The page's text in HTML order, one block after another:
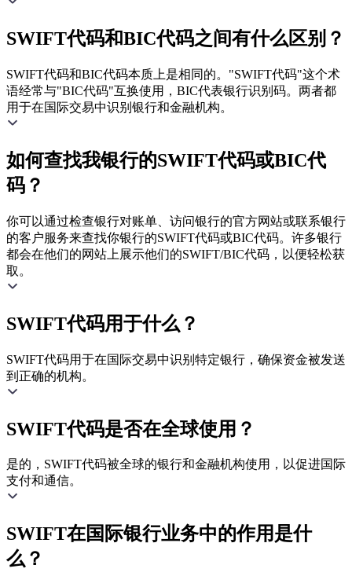
SWIFT代码和BIC代码之间有什么区别？
SWIFT代码和BIC代码本质上是相同的。"SWIFT代码"这个术
语经常与"BIC代码"互换使用，BIC代表银行识别码。两者都
用于在国际交易中识别银行和金融机构。
如何查找我银行的SWIFT代码或BIC代
码？
你可以通过检查银行对账单、访问银行的官方网站或联系银行
的客户服务来查找你银行的SWIFT代码或BIC代码。许多银行
都会在他们的网站上展示他们的SWIFT/BIC代码，以便轻松获
取。
SWIFT代码用于什么？
SWIFT代码用于在国际交易中识别特定银行，确保资金被发送
到正确的机构。
SWIFT代码是否在全球使用？
是的，SWIFT代码被全球的银行和金融机构使用，以促进国际
支付和通信。
SWIFT在国际银行业务中的作用是什
么？